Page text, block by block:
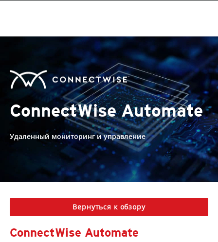
ConnectWise Automate
Удаленный мониторинг и управление
Вернуться к обзору
ConnectWise Automate